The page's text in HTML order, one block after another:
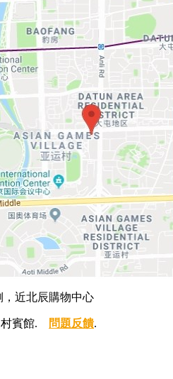
近北辰購物中心
村賓館. 問題反饋.